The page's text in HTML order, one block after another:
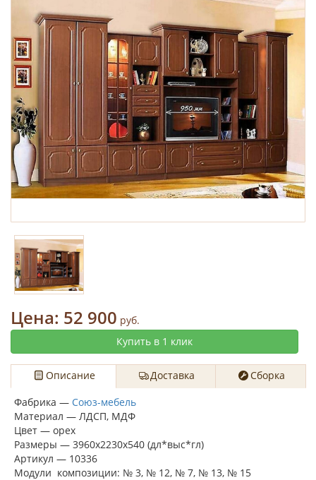
Цена: 52 900 руб.
Купить в 1 клик
Описание Доставка
Сборка
Фабрика — Союз-мебель
Материал — ЛДСП, МДФ
Цвет — орех
Размеры — 3960х2230х540 (дл*выс*гл)
Артикул — 10336
Модули композиции: № 3, № 12, № 7, № 13, № 15